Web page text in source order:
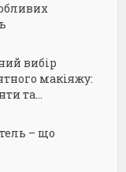
вибір
макіяжу:
та...
– що